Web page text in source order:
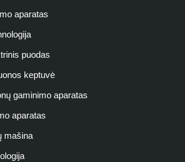
aparatas
puodas
keptuvė
gaminimo aparatas
aparatas
mašina